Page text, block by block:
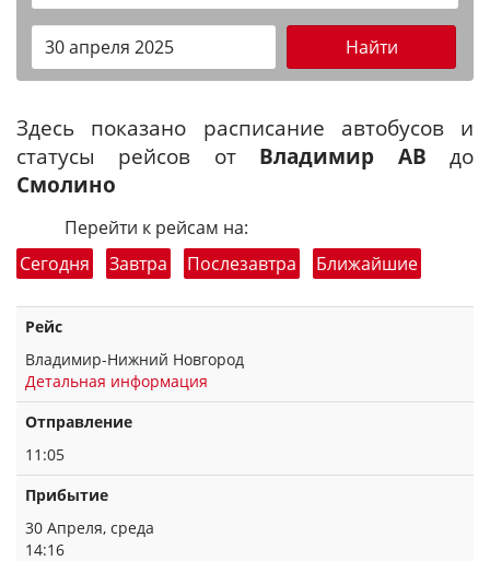
Найти
Здесь показано расписание автобусов и
статусы рейсов от Владимир АВ до
Смолино
Перейти к рейсам на:
Сегодня
Завтра Послезавтра Ближайшие
Рейс
Владимир-Нижний Новгород
Детальная информация
Отправление
11:05
Прибытие
30 Апреля, среда
14:16